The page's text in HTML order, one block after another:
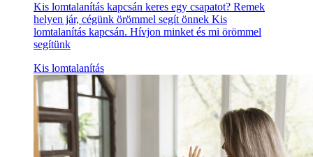
Kis lomtalanítás kapcsán keres egy csapatot? Remek
helyen jár, cégünk örömmel segít önnek Kis
lomtalanítás kapcsán. Hívjon minket és mi örömmel
segítünk
Kis lomtalanítás